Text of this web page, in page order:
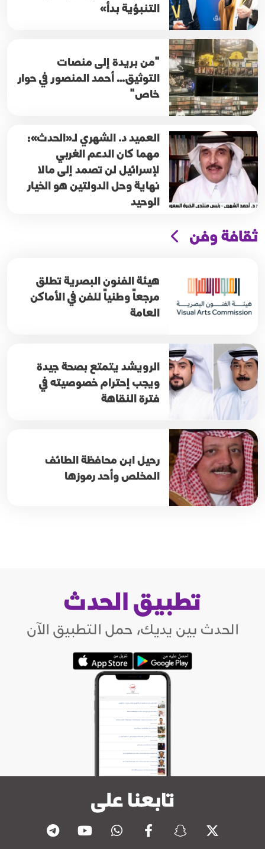
التنبؤية بدأ»
"من بريدة إلى منصات
التوثيق… أحمد المنصور في حوار
خاص"
العميد د. الشهري لـ«الحدث»:
مهما كان الدعم الغربي
لإسرائيل لن تصمد إلى مالا
نهاية وحل الدولتين هو الخيار
الوحيد
ثقافة وفن
هيئة الفنون البصرية تطلق
مرجعاً وطنياً للفن في الأماكن
العامة
الرويشد يتمتع بصحة جيدة
ويجب إحترام خصوصيته في
فترة النقاهة
رحيل ابن محافظة الطائف
المخلص وأحد رموزها
تطبيق الحدث
الحدث بين يديك، حمل التطبيق الآن
تابعنا على